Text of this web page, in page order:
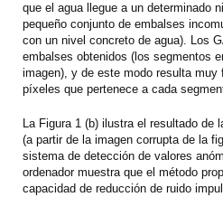
que el agua llegue a un determinado
pequeño conjunto de embalses
con un nivel concreto de agua). Los
embalses obtenidos (los segmentos
imagen), y de este modo resulta
píxeles que pertenece a cada
La Figura 1 (b) ilustra el resultado de
(a partir de la imagen corrupta de la
sistema de detección de valores
ordenador muestra que el método
capacidad de reducción de ruido